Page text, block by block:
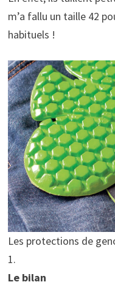
m’a fallu un taille 42
habituels !
Les protections de
1.
Le bilan